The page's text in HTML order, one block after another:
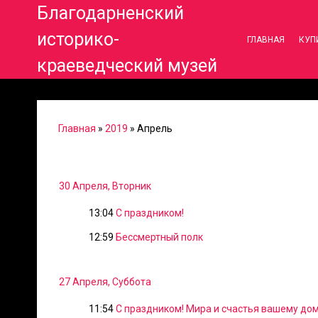
Благодарненский
историко-
краеведческий музей
ГЛАВНАЯ
Главная » 2019 » Апрель
30 Апреля, Вторник
13:04С праздником!
12:59 Бессмертный полк
27 Апреля, Суббота
11:54С праздником! Мира и счастья вашему